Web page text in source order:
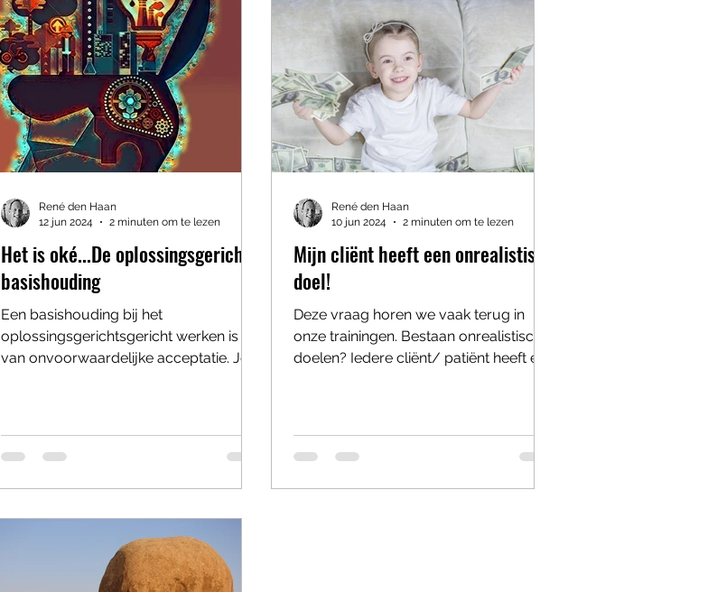
Het is oké...De oplossingsgerichte
basishouding
Een basishouding bij het
oplossingsgerichtsgericht werken is die
van onvoorwaardelijke acceptatie. Je
René den Haan
12 jun 2024
2 minuten om te lezen
Mijn cliënt heeft een onrealistisch
doel!
Deze vraag horen we vaak terug in
onze trainingen. Bestaan onrealistische
doelen? Iedere cliënt/ patiënt heeft een
René den Haan
10 jun 2024
2 minuten om te lezen